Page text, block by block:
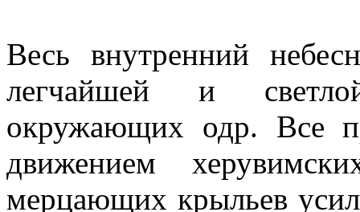
Весь внутренний
легчайшей и
окружающих одр. Все
движением
мерцающих крыльев